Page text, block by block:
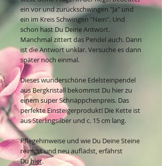
ein vor und zurückschwingen "Ja" und
ein im Kreis Schwingen "Nein". Und
schon hast Du Deine Antwort.
Manchmal zittert das Pendel auch. Dann
ist die Antwort unklar. Versuche es dann
später noch einmal.
Dieses wunderschöne Edelsteinpendel
aus Bergkristall bekommst Du hier zu
einem super Schnäppchenpreis. Das
perfekte Einsteigerprodukt! Die Kette ist
aus Sterlingsilber und c. 15 cm lang.
Pflegehinweise und wie Du Deine Steine
reinigst und neu auflädst, erfährst
Duhier.